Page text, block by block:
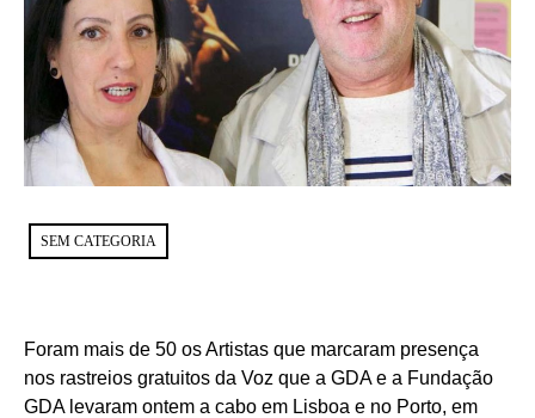
SEM CATEGORIA
Foram mais de 50 os Artistas que marcaram presença
nos rastreios gratuitos da Voz que a GDA e a Fundação
GDA levaram ontem a cabo em Lisboa e no Porto, em